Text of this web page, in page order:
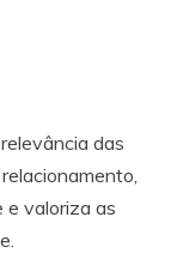
das
e valoriza as